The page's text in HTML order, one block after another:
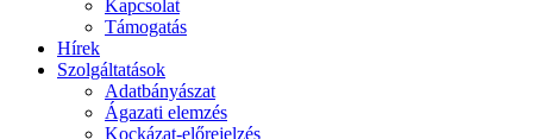
Kapcsolat
Támogatás
Hírek
Szolgáltatások
Adatbányászat
Ágazati elemzés
Kockázat-előrejelzés